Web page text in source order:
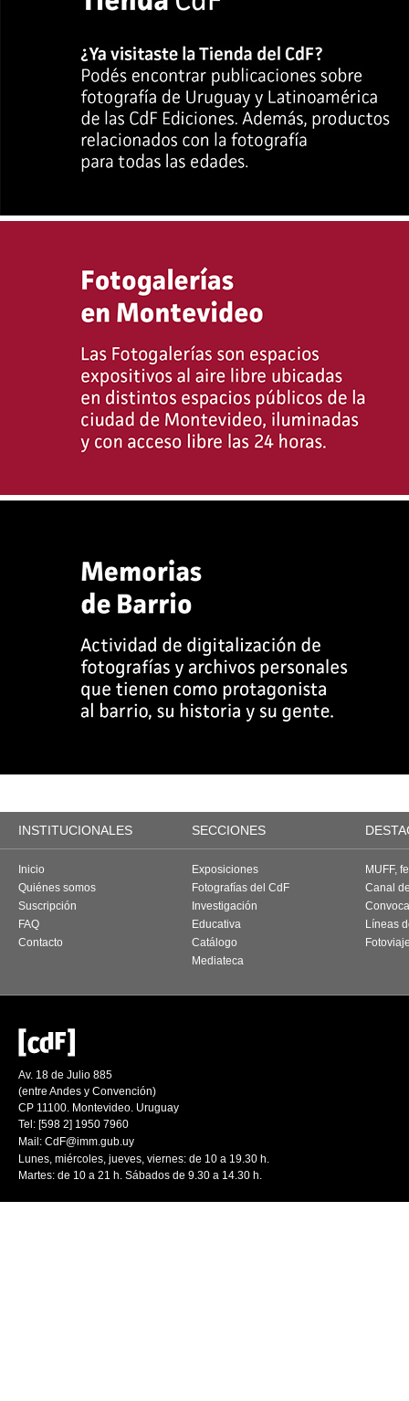
INSTITUCIONALES SECCIONES
Inicio
Quiénes somos
Suscripción
FAQ
Contacto
Exposiciones
Fotografías del CdF
Investigación
Educativa
Catálogo
Mediateca
MUFF,
Canal
Líneas
Av. 18 de Julio 885
(entre Andes y Convención)
CP 11100. Montevideo. Uruguay
Tel: [598 2] 1950 7960
Mail: CdF@imm.gub.uy
Lunes, miércoles, jueves, viernes: de 10 a 19.30 h.
Martes: de 10 a 21 h. Sábados de 9.30 a 14.30 h.